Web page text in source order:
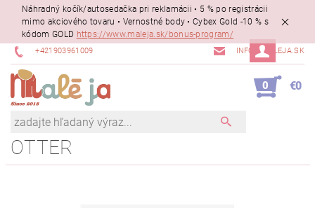
Náhradný kočík/autosedačka pri reklamácii • 5 % po registrácii
mimo akciového tovaru • Vernostné body • Cybex Gold -10 % s
kódom GOLD https://www.maleja.sk/bonus-program/
+421903961009 INFO@MALEJA.SK
0 €0
OTTER